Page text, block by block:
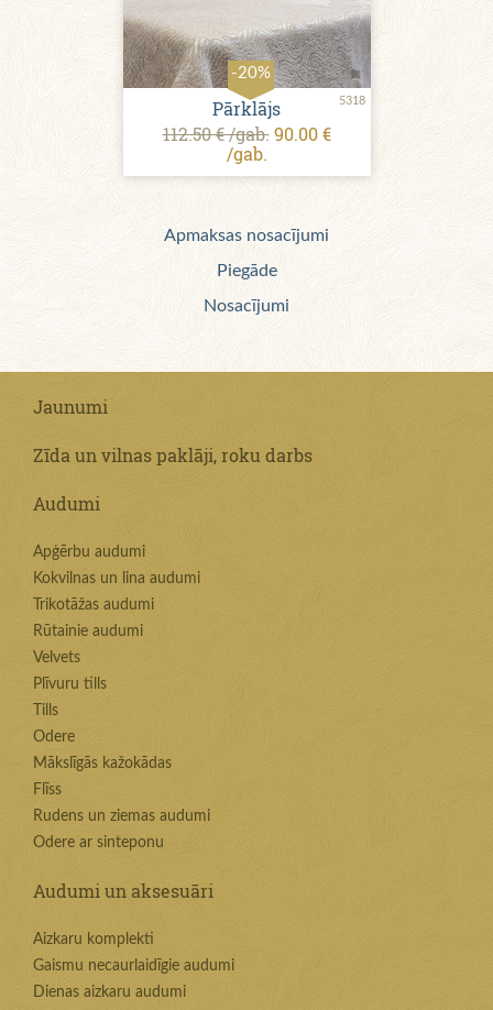
-20%
5318
Pārklājs
112.50 € /gab. 90.00 €
/gab.
Apmaksas nosacījumi
Piegāde
Nosacījumi
Jaunumi
Zīda un vilnas paklāji, roku darbs
Audumi
Apģērbu audumi
Kokvilnas un lina audumi
Trikotāžas audumi
Rūtainie audumi
Velvets
Plīvuru tills
Tills
Odere
Mākslīgās kažokādas
Flīss
Rudens un ziemas audumi
Odere ar sinteponu
Audumi un aksesuāri
Aizkaru komplekti
Gaismu necaurlaidīgie audumi
Dienas aizkaru audumi